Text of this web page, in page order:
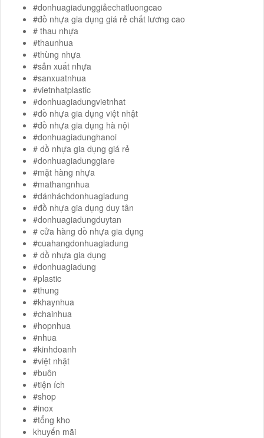
#donhuagiadunggiảechatluongcao
#đồ nhựa gia dụng giá rẻ chất lương cao
# thau nhựa
#thaunhua
#thùng nhựa
#sản xuất nhựa
#sanxuatnhua
#vietnhatplastic
#donhuagiadungvietnhat
#đồ nhựa gia dụng việt nhật
#đồ nhựa gia dụng hà nội
#donhuagiadunghanoi
# dồ nhựa gia dụng giá rẻ
#donhuagiadunggiare
#mặt hàng nhựa
#mathangnhua
#dánháchdonhuagiadung
#đồ nhựa gia dụng duy tân
#donhuagiadungduytan
# cửa hàng dồ nhựa gia dụng
#cuahangdonhuagiadung
# dồ nhựa gia dụng
#donhuagiadung
#plastic
#thung
#khaynhua
#chainhua
#hopnhua
#nhua
#kinhdoanh
#việt nhật
#buôn
#tiện ích
#shop
#inox
#tổng kho
khuyến mãi